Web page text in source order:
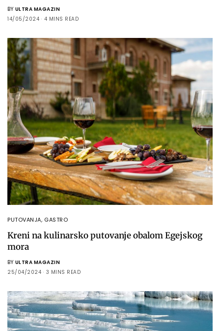
BY ULTRA MAGAZIN
14/05/2024
4 MINS READ
PUTOVANJA, GASTRO
Kreni na kulinarsko putovanje obalom Egejskog
mora
BY ULTRA MAGAZIN
25/04/2024
3 MINS READ